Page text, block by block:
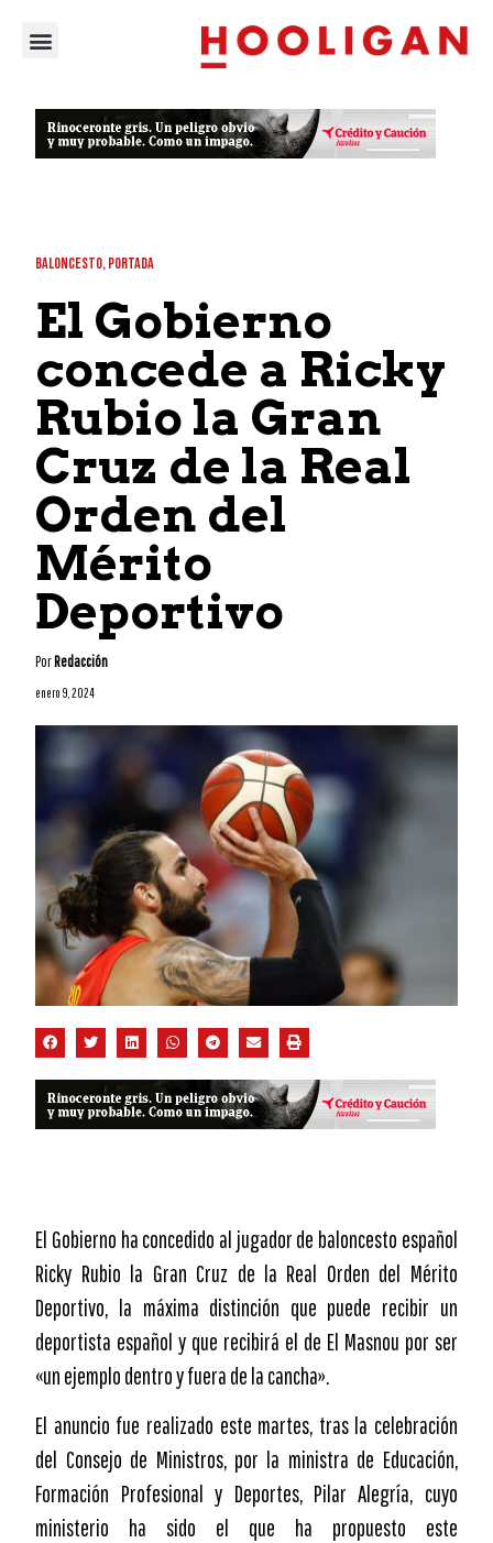
BALONCESTO,PORTADA
El Gobierno
concede a Ricky
Rubio la Gran
Cruz de la Real
Orden del
Mérito
Deportivo
PorRedacción
enero 9, 2024
El Gobierno ha concedido al jugador de baloncesto español
Ricky Rubio la Gran Cruz de la Real Orden del Mérito
Deportivo, la máxima distinción que puede recibir un
deportista español y que recibirá el de El Masnou por ser
«un ejemplo dentro y fuera de la cancha».
El anuncio fue realizado este martes, tras la celebración
del Consejo de Ministros, por la ministra de Educación,
Formación Profesional y Deportes, Pilar Alegría, cuyo
ministerio ha sido el que ha propuesto este